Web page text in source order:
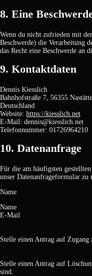
8. Eine
Wenn du nicht zufrie­den mit
Beschwer­de) die Ver­ar­bei­tung
das Recht eine Beschwer­de an
9. Kon­takt­da­ten
Den­nis Kiesslich
Bahn­hof­stra­ße 7, 56355
Deutsch­land
Web­site: https://kiesslich.net
E‑Mail: dennis@kiesslich.net
Tele­fon­num­mer: 01726964210
10. Daten­an­fra­ge
Für die am häu­figs­ten
unser Daten­an­fra­ge­for­mu­lar zu
Name
Name
E‑Mail
Stel­le einen Antrag auf Zugang
Stel­le einen Antrag auf
sind.